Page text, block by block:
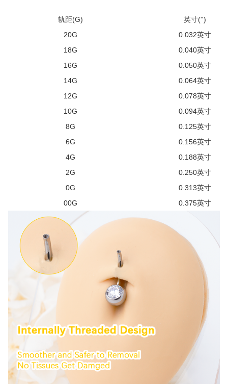
轨距(G)
英寸('')
20G
0.032英寸
18G
0.040英寸
16G
0.050英寸
14G
0.064英寸
12G
0.078英寸
10G
0.094英寸
8G
0.125英寸
6G
0.156英寸
4G
0.188英寸
2G
0.250英寸
0G
0.313英寸
00G
0.375英寸